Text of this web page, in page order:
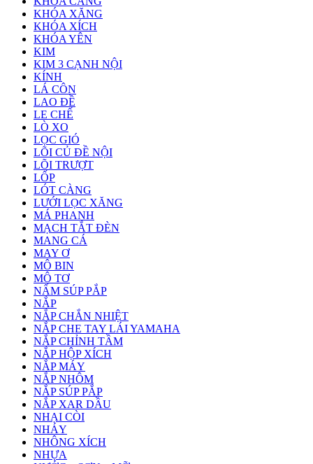
KHÓA XĂNG
KHÓA XÍCH
KHÓA YÊN
KIM
KIM 3 CẠNH NỘI
KÍNH
LÁ CÔN
LAO ĐỀ
LE CHẾ
LÒ XO
LỌC GIÓ
LÕI CỦ ĐỀ NỘI
LÕI TRƯỢT
LỐP
LÓT CÀNG
LƯỚI LỌC XĂNG
MÁ PHANH
MẠCH TẮT ĐÈN
MANG CÁ
MAY Ơ
MÔ BIN
MÔ TƠ
NẤM SÚP PẮP
NẮP
NẮP CHẮN NHIỆT
NẮP CHE TAY LÁI YAMAHA
NẮP CHỈNH TẦM
NẮP HỘP XÍCH
NẮP MÁY
NẮP NHÔM
NẮP SÚP PẮP
NẮP XAR DẦU
NHẠI CÒI
NHÁY
NHÔNG XÍCH
NHỰA